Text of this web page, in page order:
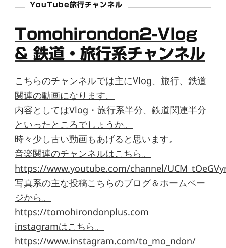
YouTube旅行チャンネル
Tomohirondon2-Vlog
& 鉄道・旅行系チャンネル
こちらのチャンネルでは主にVlog、旅行、鉄道
関連の動画になります。
内容としてはVlog・旅行系半分、鉄道関連半分
といったところでしょうか。
時々少し古い動画もあげると思います。
音楽関連のチャンネルはこちら。
https://www.youtube.com/channel/
写真系の主な投稿こちらのブログ＆ホームペー
ジから。
https://tomohirondonplus.com
instagramはこちら。
https://www.instagram.com/to_mo_ndon/